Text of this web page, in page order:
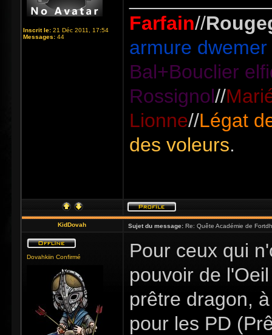
Inscrit le: 21 Déc 2011, 17:54
Messages: 44
Farfain//
armure
Bal+Bouclier
Rossignol//
Lionne//Légat
des voleurs.
KidDovah Sujet du message: Re: Quête Académie de
Dovahkiin Confirmé
Pour ceux qui
pouvoir de
prêtre dragon,
pour les PD